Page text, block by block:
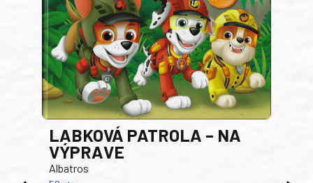
LABKOVÁ PATROLA – NA
VÝPRAVE
Albatros